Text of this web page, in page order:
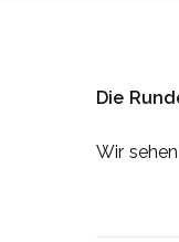
Die
Wir